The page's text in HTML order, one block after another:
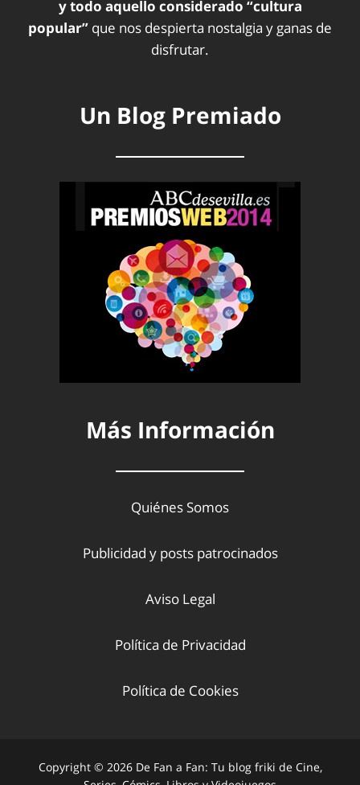
y todo aquello considerado “cultura
popular” que nos despierta nostalgia y ganas de
disfrutar.
Un Blog Premiado
Más Información
Quiénes Somos
Publicidad y posts patrocinados
Aviso Legal
Política de Privacidad
Política de Cookies
Copyright © 2026 De Fan a Fan: Tu blog friki de Cine,